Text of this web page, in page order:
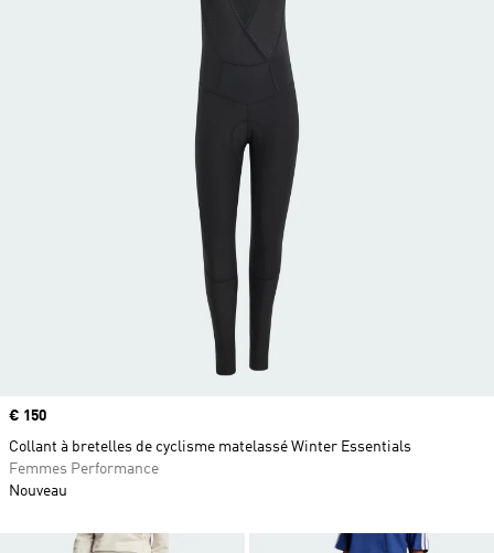
Prix
€ 150
Collant à bretelles de cyclisme matelassé Winter Essentials
Femmes Performance
Nouveau